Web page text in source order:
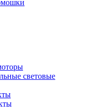
световые